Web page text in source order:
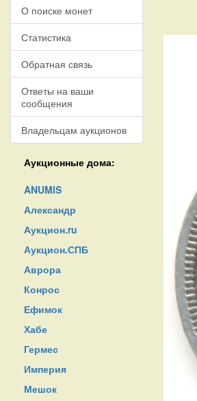
О поиске монет
Статистика
Обратная связь
Ответы на ваши
сообщения
Владельцам аукционов
Аукционные дома:
ANUMIS
Александр
Аукцион.ru
Аукцион.СПБ
Аврора
Конрос
Ефимок
Хабе
Гермес
Империя
Мешок